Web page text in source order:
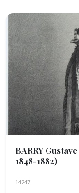
BARRY Gustave
1848-1882)
14247